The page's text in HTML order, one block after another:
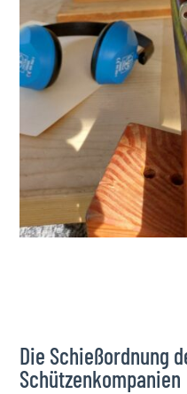
Die Schießordnung
Schützenkompanien